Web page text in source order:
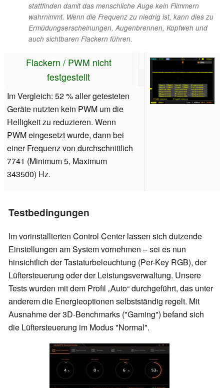
stattfinden damit das menschliche Auge kein Flimmern
wahrnimmt. Wenn die Frequenz zu niedrig ist, kann dies zu
Ermüdungserscheinungen, Augenbrennen, Kopfweh und
auch sichtbaren Flackern führen.
Flackern / PWM nicht
festgestellt
Im Vergleich: 52 % aller getesteten
Geräte nutzten kein PWM um die
Helligkeit zu reduzieren. Wenn
PWM eingesetzt wurde, dann bei
einer Frequenz von durchschnittlich
7741 (Minimum 5, Maximum
343500) Hz.
Testbedingungen
Im vorinstallierten Control Center lassen sich dutzende
Einstellungen am System vornehmen – sei es nun
hinsichtlich der Tastaturbeleuchtung (Per-Key RGB), der
Lüftersteuerung oder der Leistungsverwaltung. Unsere
Tests wurden mit dem Profil „Auto“ durchgeführt, das unter
anderem die Energieoptionen selbstständig regelt. Mit
Ausnahme der 3D-Benchmarks ("Gaming") befand sich
die Lüftersteuerung im Modus "Normal".